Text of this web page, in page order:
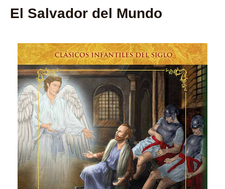
El Salvador del Mundo